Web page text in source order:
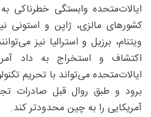
ایالات‌متحده وابستگی خطرناکی
کشورهای مالزی، ژاپن و استونی
ویتنام، برزیل و استرالیا نیز
اکتشاف و استخراج به داد
ایالات‌متحده می‌تواند با تحریم
برود و طبق روال قبل صادرات
آمریکایی را به چین محدودتر کند.